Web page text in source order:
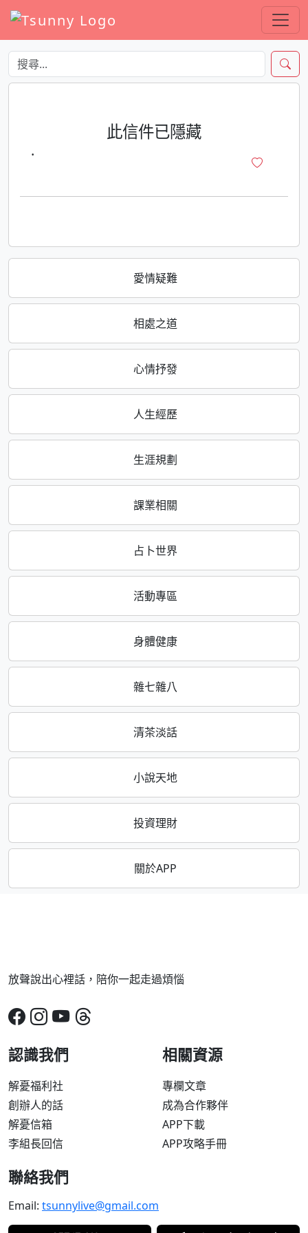
愛情疑難
相處之道
心情抒發
人生經歷
生涯規劃
課業相關
占卜世界
活動專區
身體健康
雜七雜八
清茶淡話
小說天地
投資理財
關於APP
此信件已隱藏
·
放聲說出心裡話，陪你一起走過煩惱
認識我們
解憂福利社
創辦人的話
解憂信箱
李組長回信
相關資源
專欄文章
成為合作夥伴
APP下載
APP攻略手冊
聯絡我們
Email: tsunnylive@gmail.com